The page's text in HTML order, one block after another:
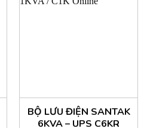
BỘ LƯU ĐIỆN SANTAK
6KVA – UPS C6KR